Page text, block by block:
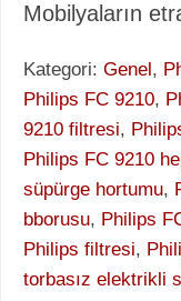
Mobilyaların
Kategori: Genel,
Philips FC 9210,
9210 filtresi,
Philips FC 9210
süpürge hortumu,
bborusu, Philips
Philips filtresi,
torbasız elektrikli